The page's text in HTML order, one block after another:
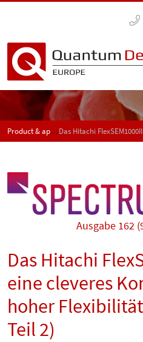
Product & application news - SPECTRUM
Ausgabe 162
Das Hitachi
eine cleveres
hoher
Teil 2)